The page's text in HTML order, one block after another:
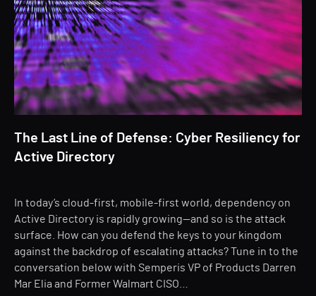
The Last Line of Defense: Cyber Resiliency for
Active Directory
In today’s cloud-first, mobile-first world, dependency on
Active Directory is rapidly growing—and so is the attack
surface. How can you defend the keys to your kingdom
against the backdrop of escalating attacks? Tune in to the
conversation below with Semperis VP of Products Darren
Mar Elia and Former Walmart CISO…